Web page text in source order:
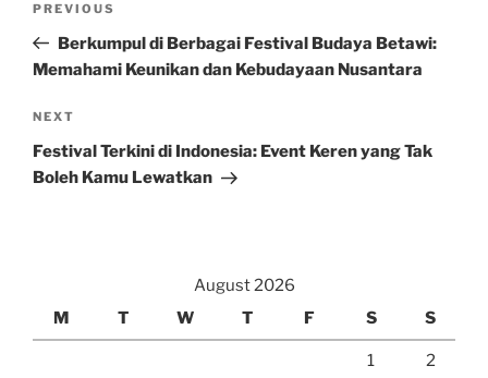
Previous
Post
PREVIOUS
Berkumpul di Berbagai Festival Budaya Betawi:
Memahami Keunikan dan Kebudayaan Nusantara
Next
Post
NEXT
Festival Terkini di Indonesia: Event Keren yang Tak
Boleh Kamu Lewatkan
August 2026
M
T W T F S S
1 2